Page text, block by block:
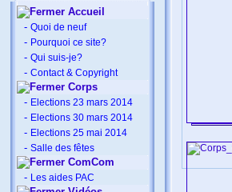
Accueil
- Quoi de neuf
- Pourquoi ce site?
- Qui suis-je?
- Contact & Copyright
Corps
- Elections 23 mars 2014
- Elections 30 mars 2014
- Elections 25 mai 2014
- Salle des fêtes
ComCom
- Les aides PAC